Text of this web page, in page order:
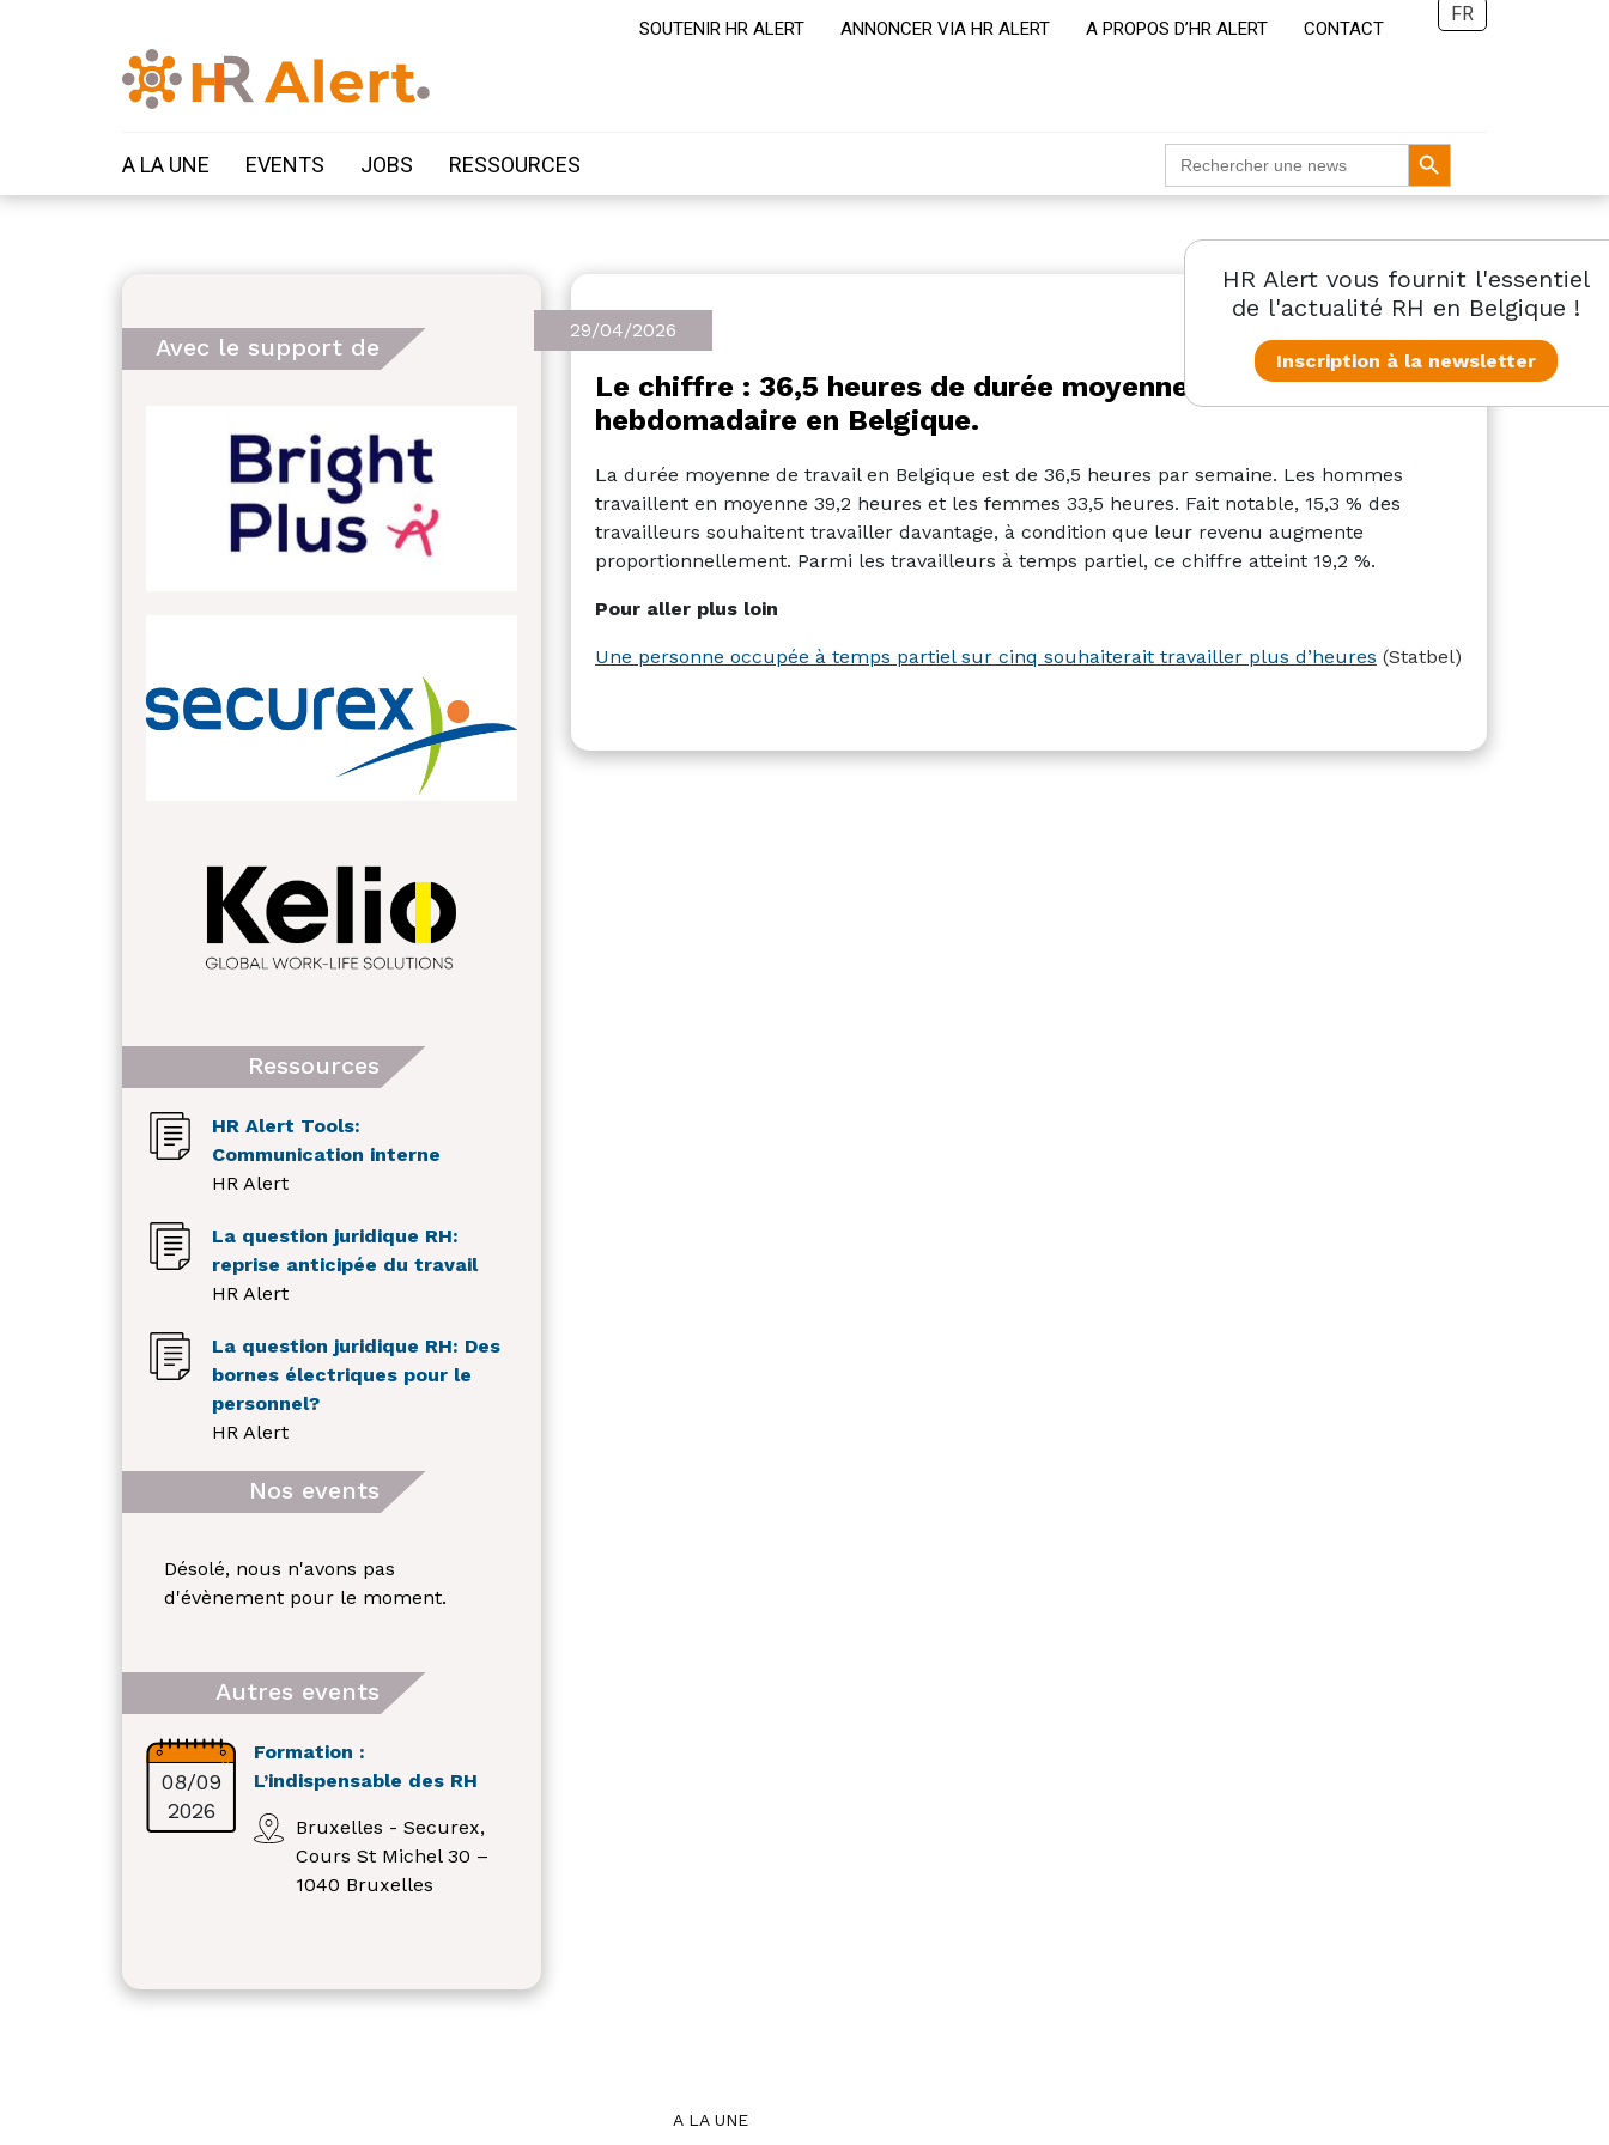
SOUTENIR HR ALERT ANNONCER VIA HR ALERT A PROPOS D’HR ALERT CONTACT
FR
A LA UNE EVENTS JOBS RESSOURCES
Search
for:
Search Button
Avec le support de
Ressources
HR Alert Tools:
Communication interne
HR Alert
La question juridique RH:
reprise anticipée du travail
HR Alert
La question juridique RH: Des
bornes électriques pour le
personnel?
HR Alert
Nos events
Désolé, nous n'avons pas
d'évènement pour le moment.
Autres events
08/09
2026
Formation :
L’indispensable des RH
Bruxelles - Securex,
Cours St Michel 30 –
1040 Bruxelles
HR Alert vous fournit l'essentiel
de l'actualité RH en Belgique !
Inscription à la newsletter
29/04/2026
Le chiffre : 36,5 heures de durée moyenne du travail
hebdomadaire en Belgique.
La durée moyenne de travail en Belgique est de 36,5 heures par semaine. Les hommes
travaillent en moyenne 39,2 heures et les femmes 33,5 heures. Fait notable, 15,3 % des
travailleurs souhaitent travailler davantage, à condition que leur revenu augmente
proportionnellement. Parmi les travailleurs à temps partiel, ce chiffre atteint 19,2 %.
Pour aller plus loin
Une personne occupée à temps partiel sur cinq souhaiterait travailler plus d’heures (Statbel)
A LA UNE